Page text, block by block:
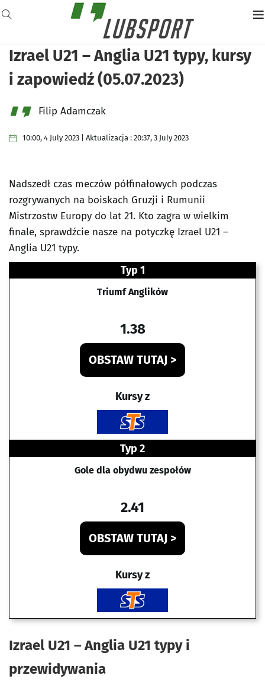
Izrael U21 – Anglia U21 typy, kursy
i zapowiedź (05.07.2023)
Filip Adamczak
10:00, 4 July 2023 | Aktualizacja : 20:37, 3 July 2023
Nadszedł czas meczów półfinałowych podczas
rozgrywanych na boiskach Gruzji i Rumunii
Mistrzostw Europy do lat 21. Kto zagra w wielkim
finale, sprawdźcie nasze na potyczkę Izrael U21 –
Anglia U21 typy.
Typ 1
Triumf Anglików
1.38
OBSTAW TUTAJ >
Kursy z
Typ 2
Gole dla obydwu zespołów
2.41
OBSTAW TUTAJ >
Kursy z
Izrael U21 – Anglia U21 typy i
przewidywania